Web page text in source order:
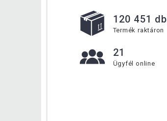
120 451 db
Termék raktáron
21
Ügyfél online